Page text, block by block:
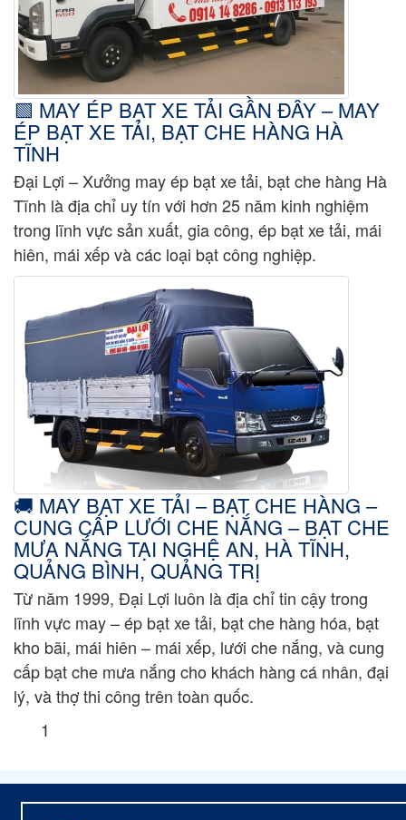
🟩 MAY ÉP BẠT XE TẢI GẦN ĐÂY – MAY
ÉP BẠT XE TẢI, BẠT CHE HÀNG HÀ
TĨNH
Đại Lợi – Xưởng may ép bạt xe tải, bạt che hàng Hà
Tĩnh là địa chỉ uy tín với hơn 25 năm kinh nghiệm
trong lĩnh vực sản xuất, gia công, ép bạt xe tải, mái
hiên, mái xếp và các loại bạt công nghiệp.
🚚 MAY BẠT XE TẢI – BẠT CHE HÀNG –
CUNG CẤP LƯỚI CHE NẮNG – BẠT CHE
MƯA NẮNG TẠI NGHỆ AN, HÀ TĨNH,
QUẢNG BÌNH, QUẢNG TRỊ
Từ năm 1999, Đại Lợi luôn là địa chỉ tin cậy trong
lĩnh vực may – ép bạt xe tải, bạt che hàng hóa, bạt
kho bãi, mái hiên – mái xếp, lưới che nắng, và cung
cấp bạt che mưa nắng cho khách hàng cá nhân, đại
lý, và thợ thi công trên toàn quốc.
1